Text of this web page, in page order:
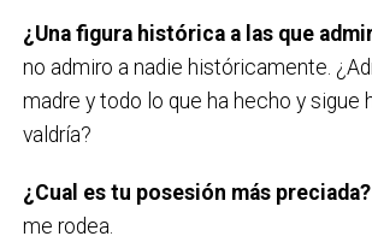
¿Una figura histórica a las que
no admiro a nadie históricamente.
madre y todo lo que ha hecho y sigue
valdría?
¿Cual es tu posesión más preciada?
me rodea.